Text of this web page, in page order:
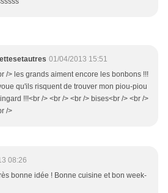
01/04/2013 15:51
/> les grands aiment encore les bonbons !!!
qu'ils risquent de trouver mon piou-piou
!!!<br /> <br /> <br /> bises<br /> <br />
/>
08:26
bonne idée ! Bonne cuisine et bon week-